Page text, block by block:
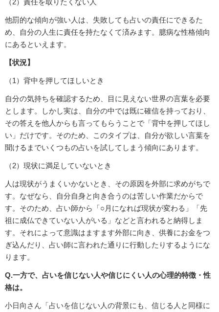
（2）責任を取りたくない人
他罰的な傾向が強い人は、失敗しても占いの責任にできるた
め、自分の人生に責任を持たなくて済みます。臆病な性格傾向
にあるといえます。
【状況】
（1）背中を押してほしいとき
自分の気持ちを確認するため、目に見えない世界の言葉を必要
とします。しかし実は、自分の中では既に確信を持っており、
その答えを他人からも言ってもらうことで「背中を押してほし
い」だけです。そのため、このタイプは、自分が欲しい言葉を
聞けるまでいくつもの占いを試してしまう傾向にあります。
（2）現状に満足していないとき
人は現状がうまくいかないとき、その原因を外部に求めがちで
す。なぜなら、自分自身と向き合うのは苦しい作業だからで
す。そのため、占い師から「○月になれば現状が変わる」「先
祖に成仏できていない人がいる」などと言われると納得しま
す。それによって意識はますます外部に向き、供養にお金をつ
ぎ込んだり、占い師に言われた通りに行動したりするようにな
ります。
Q.一方で、占いを信じない人や信じにくい人の心理的特徴・性
格は。
小日向さん「占いを信じない人の背景にも、信じる人と同様に